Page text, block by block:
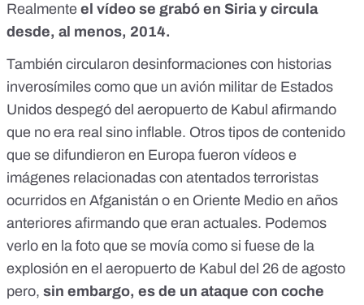
Realmente el vídeo se grabó en Siria y circula
desde, al menos, 2014.
También circularon desinformaciones con historias
inverosímiles como que un avión militar de Estados
Unidos despegó del aeropuerto de Kabul afirmando
que no era real sino inflable. Otros tipos de contenido
que se difundieron en Europa fueron vídeos e
imágenes relacionadas con atentados terroristas
ocurridos en Afganistán o en Oriente Medio en años
anteriores afirmando que eran actuales. Podemos
verlo en la foto que se movía como si fuese de la
explosión en el aeropuerto de Kabul del 26 de agosto
pero, sin embargo, es de un ataque con coche